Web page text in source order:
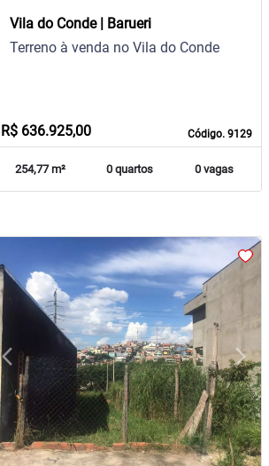
Vila do Conde | Barueri
Código. 9129
Terreno à venda no Vila do Conde
R$ 636.925,00
254,77 m² 0 quartos 0 vagas
arrow_back_iosPrevious arrow_forward_iosNext